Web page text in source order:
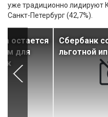
уже традиционно лидируют
Санкт-Петербург (42,7%).
остается
для
Сбербанк
льготной